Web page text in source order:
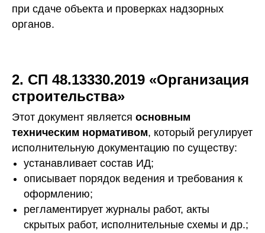
при сдаче объекта и проверках надзорных
органов.
2. СП 48.13330.2019 «Организация
строительства»
Этот документ является основным
техническим нормативом, который регулирует
исполнительную документацию по существу:
устанавливает состав ИД;
описывает порядок ведения и требования к
оформлению;
регламентирует журналы работ, акты
скрытых работ, исполнительные схемы и др.;